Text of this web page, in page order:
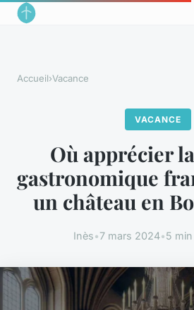
Accueil›Vacance
VACANCE
Où apprécier
gastronomique
un château en
Inès•7 mars 2024•5